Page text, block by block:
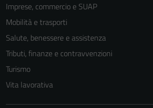
Imprese, commercio e SUAP
Mobilità e trasporti
Salute, benessere e assistenza
Tributi, finanze e contravvenzioni
Turismo
Vita lavorativa